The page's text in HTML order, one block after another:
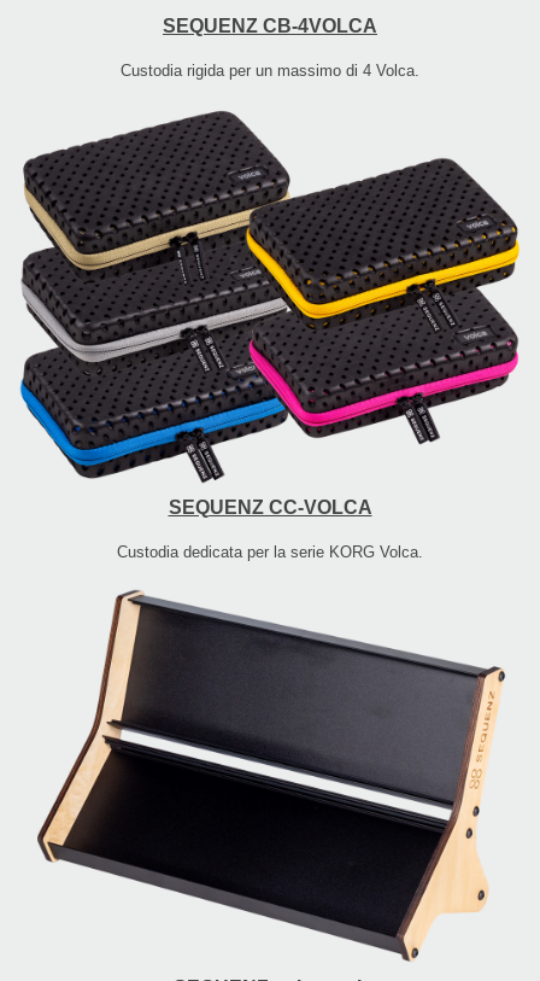
SEQUENZ CB-4VOLCA
Custodia rigida per un massimo di 4 Volca.
SEQUENZ CC-VOLCA
Custodia dedicata per la serie KORG Volca.